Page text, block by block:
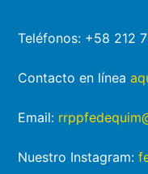
Teléfonos: +58 212
Contacto en línea
Email:
Nuestro Instagram: